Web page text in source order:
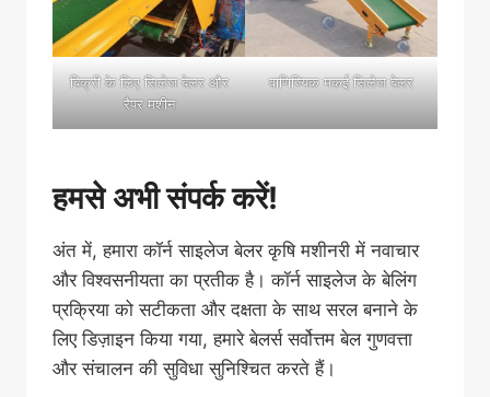
बिक्री के लिए सिलेज बेलर और
रैपर मशीन
वाणिज्यिक मकई सिलेज बेलर
हमसे अभी संपर्क करें!
अंत में, हमारा कॉर्न साइलेज बेलर कृषि मशीनरी में नवाचार
और विश्वसनीयता का प्रतीक है। कॉर्न साइलेज के बेलिंग
प्रक्रिया को सटीकता और दक्षता के साथ सरल बनाने के
लिए डिज़ाइन किया गया, हमारे बेलर्स सर्वोत्तम बेल गुणवत्ता
और संचालन की सुविधा सुनिश्चित करते हैं।